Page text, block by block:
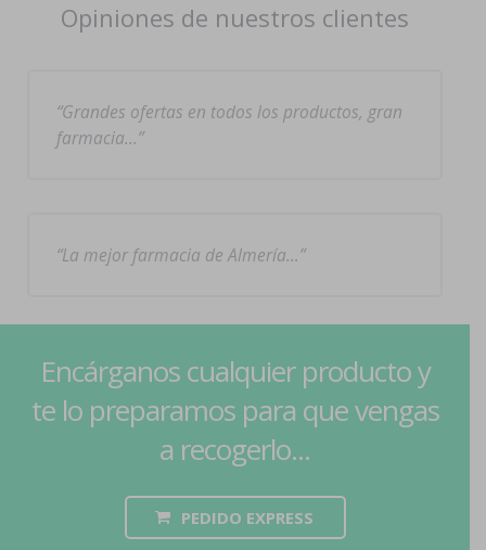
Opiniones de nuestros clientes
Grandes ofertas en todos los productos, gran
farmacia…
La mejor farmacia de Almería…
Encárganos cualquier producto y
te lo preparamos para que vengas
a recogerlo...
PEDIDO EXPRESS